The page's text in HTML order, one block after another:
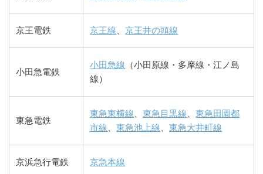
京王電鉄 京王線 、京王井の頭線
小田急電鉄
小田急線 （小田原線・多摩線・江ノ島
線）
東急電鉄
東急東横線 、東急目黒線 、東急田園都
市線 、東急池上線 、東急大井町線
京浜急行電鉄 京急本線